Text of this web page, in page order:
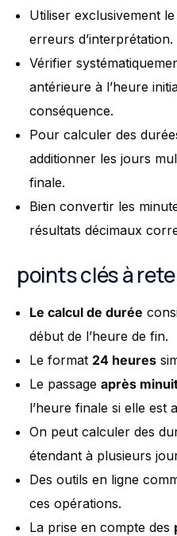
Utiliser exclusivement
erreurs d’interprétation.
Vérifier
antérieure à l’heure
conséquence.
Pour calculer des
additionner les jours
finale.
Bien convertir les
résultats décimaux
points clés à
Le calcul de durée
début de l’heure de fin.
Le format 24 heures
Le passageaprès
l’heure finale si elle est
On peut calculer des
étendant à plusieurs
Des outils en ligne
ces opérations.
La prise en compte des